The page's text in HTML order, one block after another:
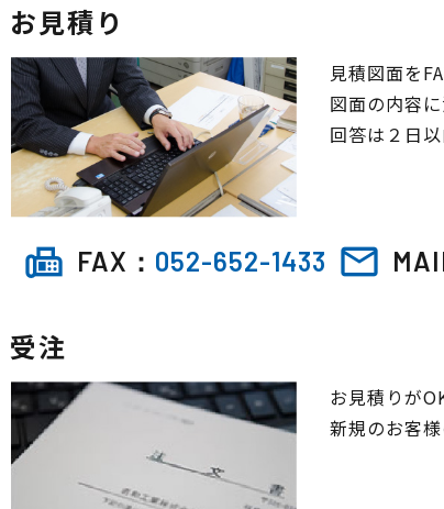
お見積り
見積図面を
図面の内容
回答は２日
fax FAX： 052-652-1433 mail_outline
受注
お見積りが
新規のお客